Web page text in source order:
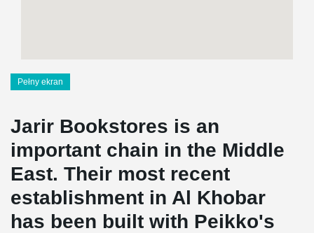
Pełny ekran
Jarir Bookstores is an
important chain in the Middle
East. Their most recent
establishment in Al Khobar
has been built with Peikko's